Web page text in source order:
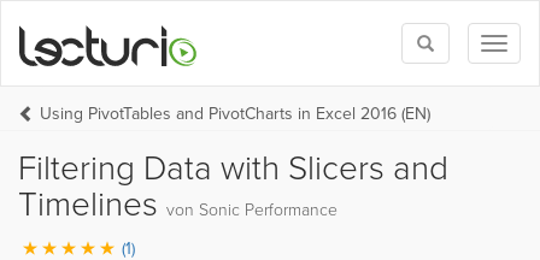
Toggle
search
Using PivotTables and PivotCharts in Excel 2016 (EN)
Filtering Data with Slicers and
Timelines von Sonic Performance
(1)